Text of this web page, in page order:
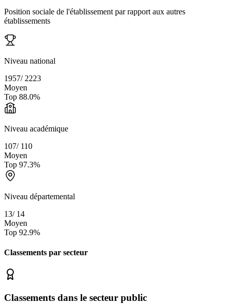
Position sociale de l'établissement par rapport aux autres
établissements
Niveau national
1957/ 2223
Moyen
Top 88.0%
Niveau académique
107/ 110
Moyen
Top 97.3%
Niveau départemental
13/ 14
Moyen
Top 92.9%
Classements par secteur
Classements dans le secteur public